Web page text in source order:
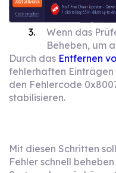
Wenn das
Beheben, um
Durch das Entfernen
fehlerhaften Einträgen
den Fehlercode
stabilisieren.
Mit diesen Schritten
Fehler schnell